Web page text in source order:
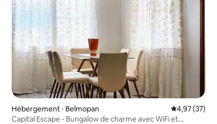
Hébergement ⋅ Belmopan Évaluation
4,97 (37)
Capital Escape - Bungalow de charme avec WiFi et